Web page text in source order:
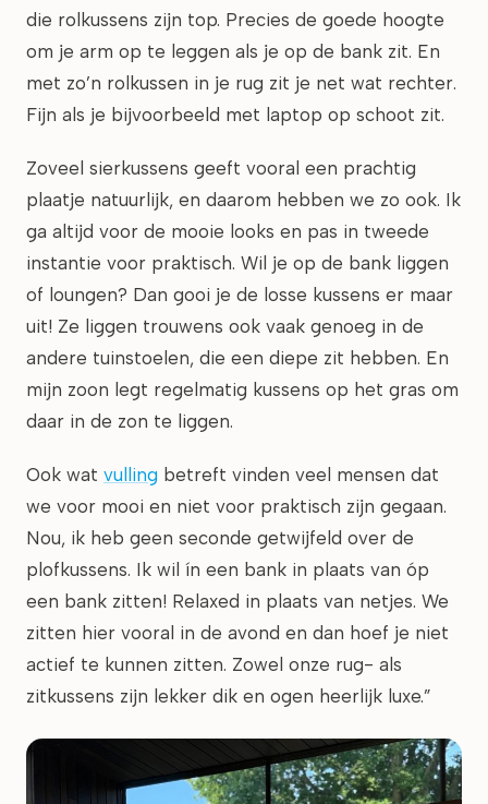
die rolkussens zijn top. Precies de goede hoogte
om je arm op te leggen als je op de bank zit. En
met zo’n rolkussen in je rug zit je net wat rechter.
Fijn als je bijvoorbeeld met laptop op schoot zit.
Zoveel sierkussens geeft vooral een prachtig
plaatje natuurlijk, en daarom hebben we zo ook. Ik
ga altijd voor de mooie looks en pas in tweede
instantie voor praktisch. Wil je op de bank liggen
of loungen? Dan gooi je de losse kussens er maar
uit! Ze liggen trouwens ook vaak genoeg in de
andere tuinstoelen, die een diepe zit hebben. En
mijn zoon legt regelmatig kussens op het gras om
daar in de zon te liggen.
Ook wat vulling betreft vinden veel mensen dat
we voor mooi en niet voor praktisch zijn gegaan.
Nou, ik heb geen seconde getwijfeld over de
plofkussens. Ik wil ín een bank in plaats van óp
een bank zitten! Relaxed in plaats van netjes. We
zitten hier vooral in de avond en dan hoef je niet
actief te kunnen zitten. Zowel onze rug- als
zitkussens zijn lekker dik en ogen heerlijk luxe.”